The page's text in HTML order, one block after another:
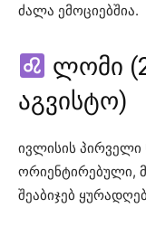
ძალა ემოციებშია.
ლომი
აგვისტო)
ივლისის პირველი
ორიენტირებული,
შეაბიჯებ